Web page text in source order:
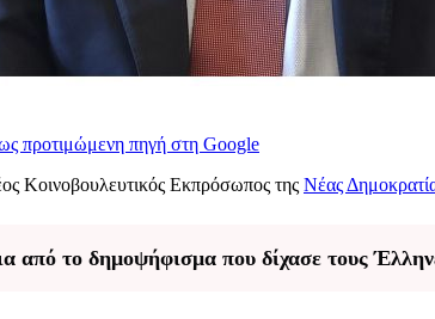
προτιμώμενη πηγή στη Google
Κοινοβουλευτικός Εκπρόσωπος της Νέας
από το δημοψήφισμα που δίχασε τους